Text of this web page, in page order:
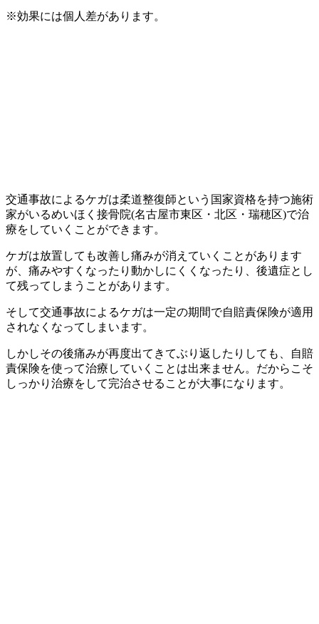
※効果には個人差があります。
交通事故によるケガは柔道整復師という国家資格を持つ施術
家がいるめいほく接骨院(名古屋市東区・北区・瑞穂区)で治
療をしていくことができます。
ケガは放置しても改善し痛みが消えていくことがあります
が、痛みやすくなったり動かしにくくなったり、後遺症とし
て残ってしまうことがあります。
そして交通事故によるケガは一定の期間で自賠責保険が適用
されなくなってしまいます。
しかしその後痛みが再度出てきてぶり返したりしても、自賠
責保険を使って治療していくことは出来ません。だからこそ
しっかり治療をして完治させることが大事になります。